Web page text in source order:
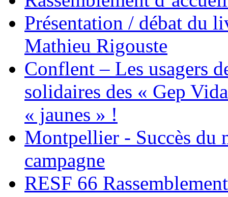
Présentation / débat du
Mathieu Rigouste
Conflent – Les usagers
solidaires des « Gep
« jaunes » !
Montpellier - Succès du
campagne
RESF 66